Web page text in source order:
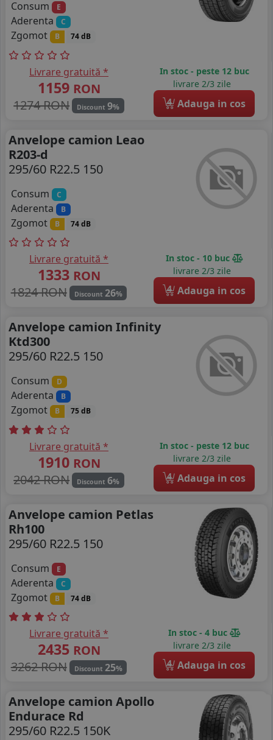
Consum E
Aderenta C
Zgomot B 74 dB
Livrare gratuită *
1159 RON
1274 RON
Discount 9%
In stoc - peste 12 buc
livrare 2/3 zile
4 Adauga in cos
Anvelope camion Leao
R203-d
295/60 R22.5 150
Consum C
Aderenta B
Zgomot B 74 dB
Livrare gratuită *
1333 RON
1824 RON
Discount 26%
In stoc - 10 buc
livrare 2/3 zile
4 Adauga in cos
Anvelope camion Infinity
Ktd300
295/60 R22.5 150
Consum D
Aderenta B
Zgomot B 75 dB
Livrare gratuită *
1910 RON
2042 RON
Discount 6%
In stoc - peste 12 buc
livrare 2/3 zile
4 Adauga in cos
Anvelope camion Petlas
Rh100
295/60 R22.5 150
Consum E
Aderenta C
Zgomot B 74 dB
Livrare gratuită *
2435 RON
3262 RON
Discount 25%
In stoc - 4 buc
livrare 2/3 zile
4 Adauga in cos
Anvelope camion Apollo
Endurace Rd
295/60 R22.5 150K